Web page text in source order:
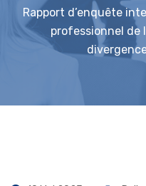
Rapport d’enquête
professionnel de